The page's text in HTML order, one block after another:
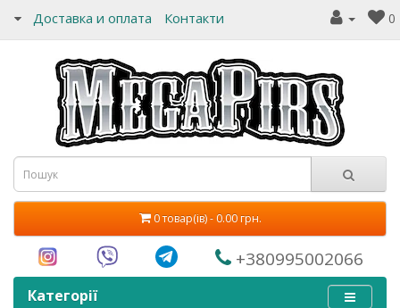
Доставка и оплата Контакти 0
0 товар(ів) - 0.00 грн.
+380995002066
Категорії